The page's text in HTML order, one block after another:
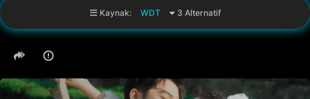
Kaynak: WDT 3 Alternatif